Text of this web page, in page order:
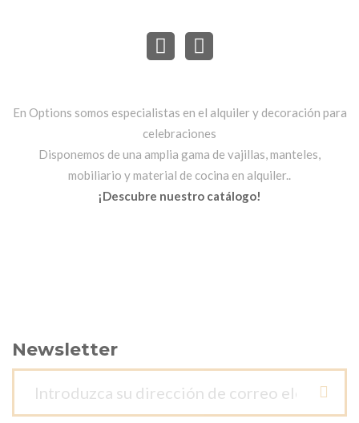
En Options somos especialistas en el alquiler y decoración para
celebraciones
Disponemos de una amplia gama de vajillas, manteles,
mobiliario y material de cocina en alquiler..
¡Descubre nuestro catálogo!
Newsletter